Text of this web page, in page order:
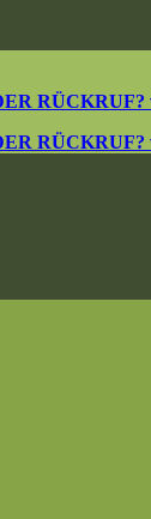
RÜCKRUF?
RÜCKRUF?